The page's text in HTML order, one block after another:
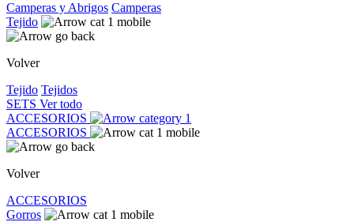
Camperas y Abrigos Camperas
Tejido
Volver
Tejido Tejidos
SETS Ver todo
ACCESORIOS
ACCESORIOS
Volver
ACCESORIOS
Gorros